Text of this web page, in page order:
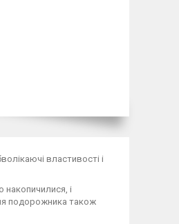
властивості і
накопичилися, і
подорожника також